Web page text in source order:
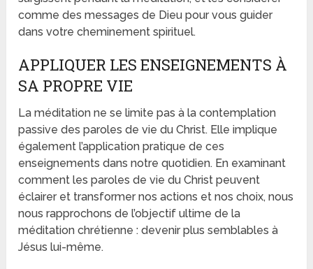
comme des messages de Dieu pour vous guider
dans votre cheminement spirituel.
APPLIQUER LES ENSEIGNEMENTS À
SA PROPRE VIE
La méditation ne se limite pas à la contemplation
passive des paroles de vie du Christ. Elle implique
également l’application pratique de ces
enseignements dans notre quotidien. En examinant
comment les paroles de vie du Christ peuvent
éclairer et transformer nos actions et nos choix, nous
nous rapprochons de l’objectif ultime de la
méditation chrétienne : devenir plus semblables à
Jésus lui-même.